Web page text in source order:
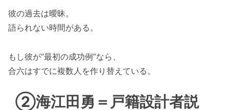
彼の過去は曖昧。
語られない時間がある。
もし彼が“最初の成功例”なら、
合六はすでに複数人を作り替えている。
②海江田勇＝戸籍設計者説